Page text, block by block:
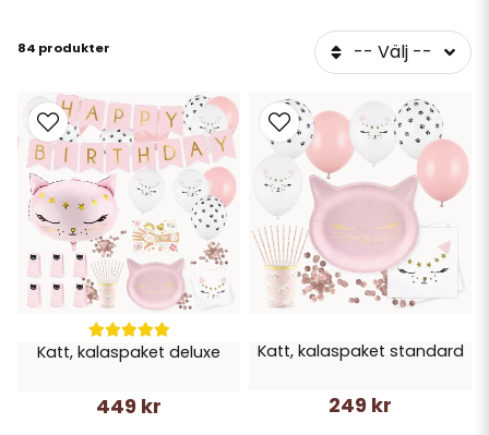
84 produkter -- Välj --
Katt, kalaspaket deluxe
449 kr
Katt, kalaspaket standard
249 kr